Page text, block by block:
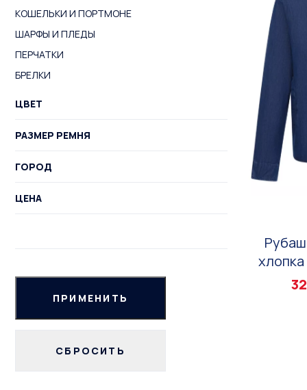
КОШЕЛЬКИ И ПОРТМОНЕ
ШАРФЫ И ПЛЕДЫ
ПЕРЧАТКИ
БРЕЛКИ
ЦВЕТ
РАЗМЕР РЕМНЯ
ГОРОД
ЦЕНА